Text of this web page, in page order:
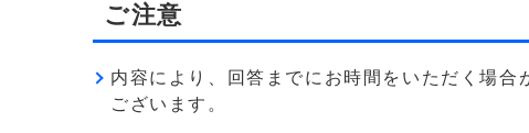
ご注意
内容により、回答までにお時間をいただく場
ございます。